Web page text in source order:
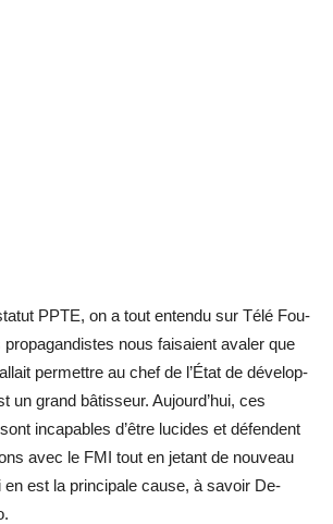
PPTE, on a tout en­tendu sur Télé Fou­
nous fai­saient ava­ler que
per­mettre au chef de l’État de dé­ve­lop­
un grand bâ­tis­seur. Au­jour­d’hui, ces
in­ca­pables d’être lu­cides et dé­fendent
avec le FMI tout en je­tant de nou­veau
en est la prin­ci­pale cause, à sa­voir De­